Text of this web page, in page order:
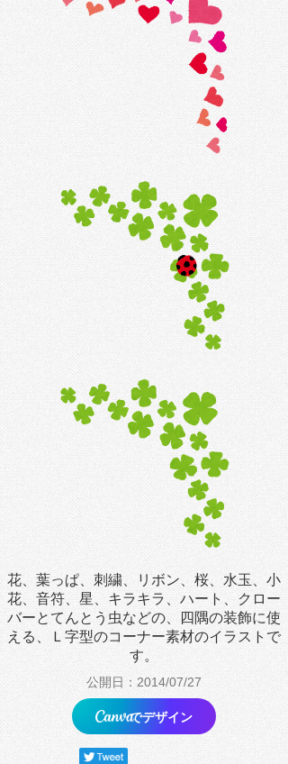
花、葉っぱ、刺繍、リボン、桜、水玉、小
花、音符、星、キラキラ、ハート、クロー
バーとてんとう虫などの、四隅の装飾に使
える、Ｌ字型のコーナー素材のイラストで
す。
公開日：2014/07/27
でデザイン